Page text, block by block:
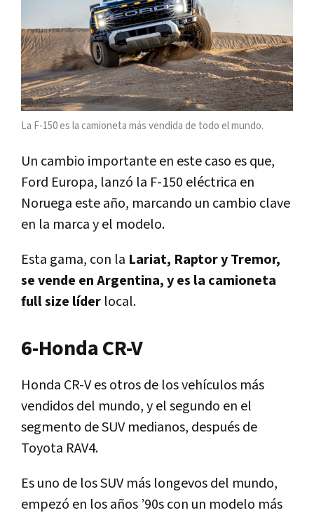
La F-150 es la camioneta más vendida de todo el mundo.
Un cambio importante en este caso es que,
Ford Europa, lanzó la F-150 eléctrica en
Noruega este año, marcando un cambio clave
en la marca y el modelo.
Esta gama, con la Lariat, Raptor y Tremor,
se vende en Argentina, y es la camioneta
full size líder local.
6-Honda CR-V
Honda CR-V es otros de los vehículos más
vendidos del mundo, y el segundo en el
segmento de SUV medianos, después de
Toyota RAV4.
Es uno de los SUV más longevos del mundo,
empezó en los años ’90s con un modelo más